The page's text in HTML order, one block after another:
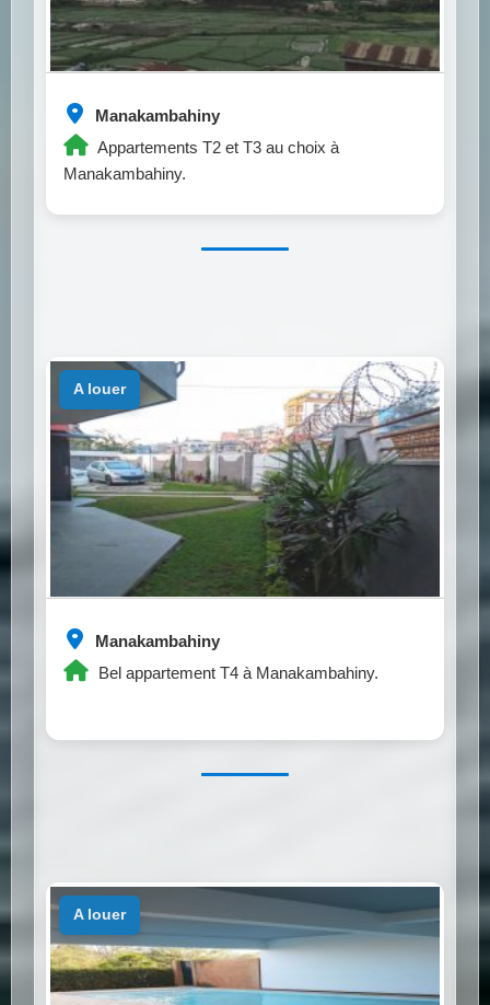
Manakambahiny
Appartements T2 et T3 au choix à
Manakambahiny.
Manakambahiny
Bel appartement T4 à Manakambahiny.
a louer
a louer